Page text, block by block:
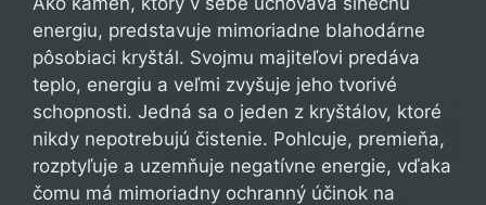
energiu, predstavuje mimoriadne blahodárne
pôsobiaci kryštál. Svojmu majiteľovi predáva
teplo, energiu a veľmi zvyšuje jeho tvorivé
schopnosti. Jedná sa o jeden z kryštálov, ktoré
nikdy nepotrebujú čistenie. Pohlcuje, premieňa,
rozptyľuje a uzemňuje negatívne energie, vďaka
čomu má mimoriadny ochranný účinok na